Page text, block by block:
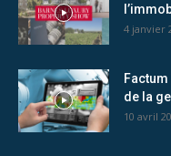
4 janvier
de la
10 avril